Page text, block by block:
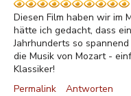
Diesen Film haben wir im
hätte ich gedacht, dass
Jahrhunderts so
die Musik von Mozart -
Klassiker!
Permalink
Antworten